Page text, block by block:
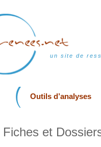
un site de
Outils d’analyses
Fiches et